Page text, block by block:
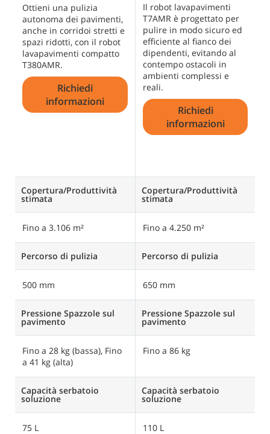
Ottieni una pulizia
autonoma dei pavimenti,
anche in corridoi stretti e
spazi ridotti, con il robot
lavapavimenti compatto
T380AMR.
Richiedi
informazioni
Copertura/Produttività
stimata
Fino a 3.106 m²
Percorso di pulizia
500 mm
Pressione Spazzole sul
pavimento
Fino a 28 kg (bassa), Fino
a 41 kg (alta)
Capacità serbatoio
soluzione
75 L
Il robot lavapavimenti
T7AMR è progettato per
pulire in modo sicuro ed
efficiente al fianco dei
dipendenti, evitando al
contempo ostacoli in
ambienti complessi e
reali.
Richiedi
informazioni
Copertura/Produttività
stimata
Fino a 4.250 m²
Percorso di pulizia
650 mm
Pressione Spazzole sul
pavimento
Fino a 86 kg
Capacità serbatoio
soluzione
110 L